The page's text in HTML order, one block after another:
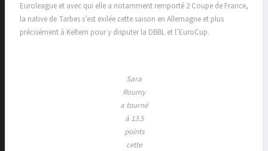
Euroleague et avec qui elle a notamment remporté 2 Coupe de France,
la native de Tarbes s’est exilée cette saison en Allemagne et plus
précisément à Keltern pour y disputer la DBBL et l’EuroCup.
Sara
Roumy
a tourné
à 13.5
points
cette